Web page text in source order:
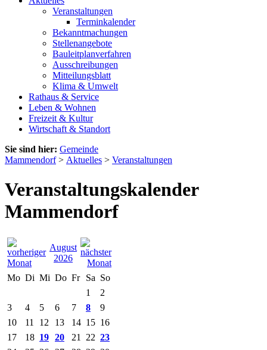
Veranstaltungen
Terminkalender
Bekanntmachungen
Stellenangebote
Bauleitplanverfahren
Ausschreibungen
Mitteilungsblatt
Klima & Umwelt
Rathaus & Service
Leben & Wohnen
Freizeit & Kultur
Wirtschaft & Standort
Sie sind hier: Gemeinde
Mammendorf> Aktuelles > Veranstaltungen
Veranstaltungskalender
Mammendorf
August
2026
Mo Di Mi Do Fr Sa So
1
2
3
4 5 6 7 8
9
10
11 12 13 14 15 16
17
18 19 20 21 22 23